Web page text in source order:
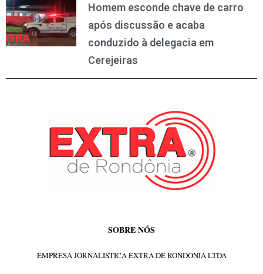
Homem esconde chave de carro
após discussão e acaba
conduzido à delegacia em
Cerejeiras
SOBRE NÓS
EMPRESA JORNALISTICA EXTRA DE RONDONIA LTDA